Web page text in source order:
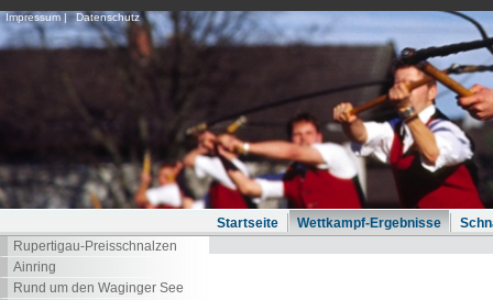
Impressum | Datenschutz
Startseite Wettkampf-Ergebnisse
Rupertigau-Preisschnalzen
Ainring
Rund um den Waginger See